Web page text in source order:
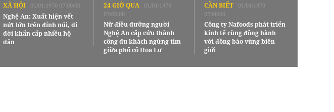
XÃ HỘI 01/01/1970 07:00:00
Nghệ An: Xuất hiện vết
nứt lớn trên đỉnh núi, di
dời khẩn cấp nhiều hộ
dân
24 GIỜ QUA
01/01/1970
07:00:00
Nữ điều dưỡng người
Nghệ An cấp cứu thành
công du khách ngừng tim
giữa phố cổ Hoa Lư
CẦN BIẾT
01/01/1970
07:00:00
Công ty Nafoods phát triển
kinh tế cùng đồng hành
với đồng bào vùng biên
giới